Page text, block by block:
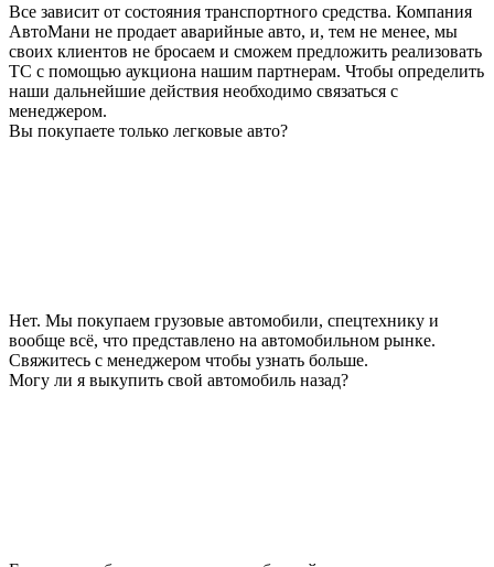
Все зависит от состояния транспортного средства. Компания
АвтоМани не продает аварийные авто, и, тем не менее, мы
своих клиентов не бросаем и сможем предложить реализовать
ТС с помощью аукциона нашим партнерам. Чтобы определить
наши дальнейшие действия необходимо связаться с
менеджером.
Вы покупаете только легковые авто?
Нет. Мы покупаем грузовые автомобили, спецтехнику и
вообще всё, что представлено на автомобильном рынке.
Свяжитесь с менеджером чтобы узнать больше.
Могу ли я выкупить свой автомобиль назад?